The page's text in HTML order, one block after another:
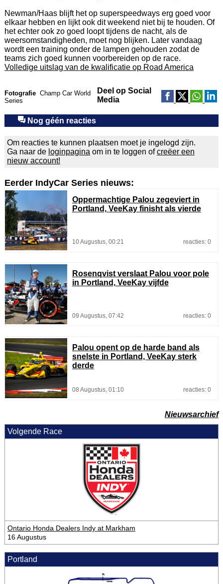
Newman/Haas blijft het op superspeedways erg goed voor
elkaar hebben en lijkt ook dit weekend niet bij te houden. Of
het echter ook zo goed loopt tijdens de nacht, als de
weersomstandigheden, moet nog blijken. Later vandaag
wordt een training onder de lampen gehouden zodat de
teams zich goed kunnen voorbereiden op de race.
Volledige uitslag van de kwalificatie op Road America
Fotografie Champ Car World
Series
Deel op Social
Media
Nog géén reacties
Om reacties te kunnen plaatsen moet je ingelogd zijn.
Ga naar de loginpagina om in te loggen ofcreëer een
nieuw account!
Eerder IndyCar Series nieuws:
Oppermachtige Palou zegeviert in
Portland, VeeKay finisht als vierde
10 Augustus, 00:21 reacties: 0
Rosenqvist verslaat Palou voor pole
in Portland, VeeKay vijfde
09 Augustus, 07:42 reacties: 0
Palou opent op de harde band als
snelste in Portland, VeeKay sterk
derde
08 Augustus, 01:10 reacties: 0
Nieuwsarchief
Volgende Race
Ontario Honda Dealers Indy at Markham
16 Augustus
Portland